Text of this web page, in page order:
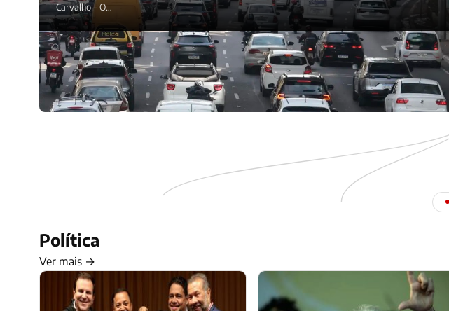
Carvalho – O…
Política
Ver mais →